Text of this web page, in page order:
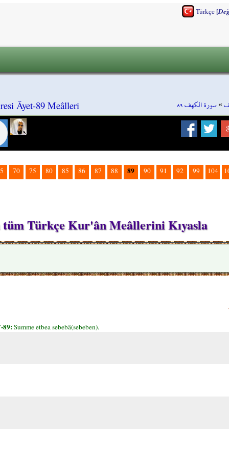
Türkçe[
»سورة الكهف ٨٩ Âyet-89 Meâlleri
70 75 80 85 86 87 88 89 90 91 92 99 104
Türkçe Kur'ân Meâllerini Kıyasla
89:Summe etbea sebebâ(sebeben).